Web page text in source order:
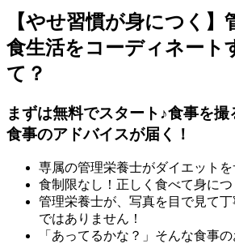
【やせ習慣が身につく】
食生活をコーディネート
て？
まずは無料でスタート♪食事を撮
食事のアドバイスが届く！
専属の管理栄養士がダイエットを
食制限なし！正しく食べて身に
管理栄養士が、写真を目で見て
ではありません！
「あってるかな？」そんな食事